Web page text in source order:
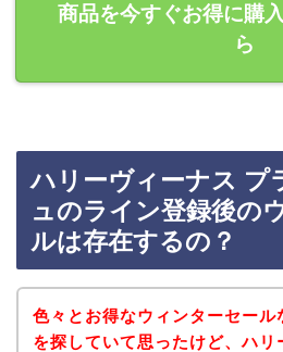
商品を今すぐお得に購
ら
ハリーヴィーナス プ
ュのライン登録後の
ルは存在するの？
色々とお得なウィンターセール
を探していて思ったけど、ハリ